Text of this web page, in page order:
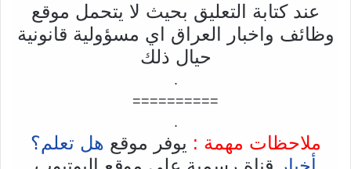
عند كتابة التعليق بحيث لا يتحمل موقع
وظائف واخبار العراق اي مسؤولية قانونية
حيال ذلك
.
==========
.
ملاحظات مهمة : يوفر موقع هل تعلم؟